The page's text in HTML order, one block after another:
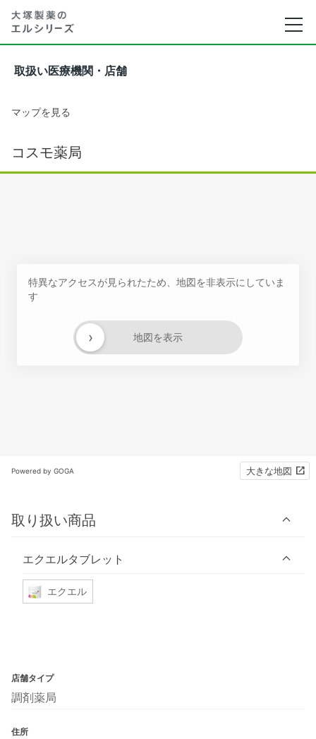
取扱い医療機関・店舗
マップを見る
コスモ薬局
特異なアクセスが見られたため、地図を非表示にしていま
す
地図を表示
›
Powered by GOGA 大きな地図
取り扱い商品
エクエルタブレット
エクエル
店舗タイプ
調剤薬局
住所